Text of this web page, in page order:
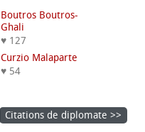
Boutros Boutros-
Ghali
♥ 127
Curzio Malaparte
♥ 54
Citations de diplomate >>